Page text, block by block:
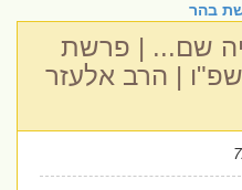
בהר
שם... | פרשת
| הרב אלעזר